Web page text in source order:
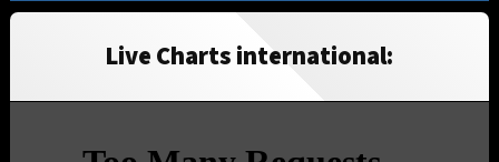
Live Charts international: